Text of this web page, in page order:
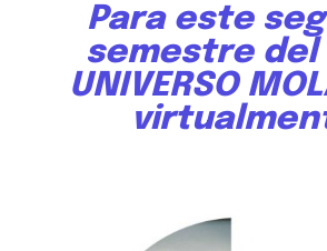
Para este
semestre del
UNIVERSO